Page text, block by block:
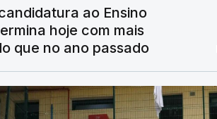
ao Ensino
hoje com mais
que no ano passado